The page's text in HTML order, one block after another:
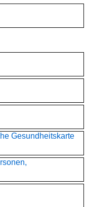
Gesundheitskarte